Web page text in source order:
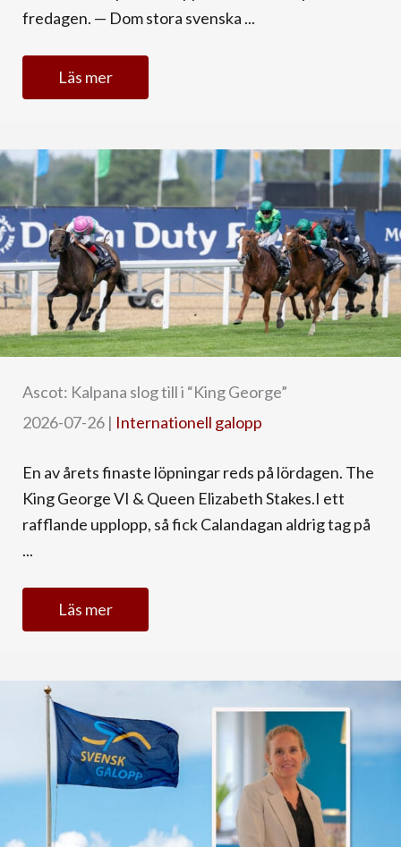
fredagen. — Dom stora svenska ...
Läs mer
Ascot: Kalpana slog till i “King George”
2026-07-26 | Internationell galopp
En av årets finaste löpningar reds på lördagen. The
King George VI & Queen Elizabeth Stakes.I ett
rafflande upplopp, så fick Calandagan aldrig tag på
...
Läs mer